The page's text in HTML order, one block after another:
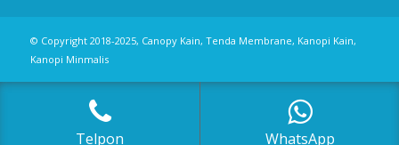
© Copyright 2018-2025, Canopy Kain, Tenda Membrane, Kanopi Kain,
Kanopi Minmalis
Telpon WhatsApp